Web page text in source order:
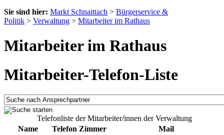
Sie sind hier: Markt Schnaittach > Bürgerservice &
Politik > Verwaltung > Mitarbeiter im Rathaus
Mitarbeiter im Rathaus
Mitarbeiter-Telefon-Liste
Telefonliste der Mitarbeiter/innen der Verwaltung
Name
Telefon Zimmer
Mail